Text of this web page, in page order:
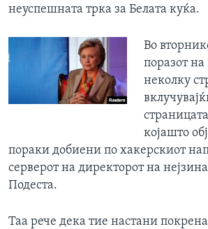
неуспешната трка за Белата куќа.
Во
поразот
неколку
којашто
пораки добиени по хакерскиот
серверот на директорот на
Подеста.
Таа рече дека тие настани